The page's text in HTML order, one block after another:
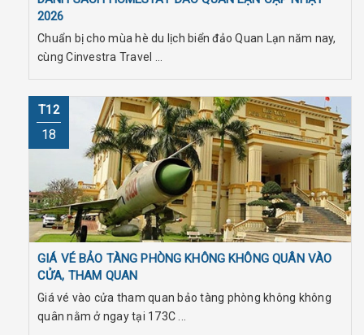
2026
Chuẩn bị cho mùa hè du lịch biển đảo Quan Lạn năm nay,
cùng Cinvestra Travel ...
T12
18
GIÁ VÉ BẢO TÀNG PHÒNG KHÔNG KHÔNG QUÂN VÀO
CỬA, THAM QUAN
Giá vé vào cửa tham quan bảo tàng phòng không không
quân nằm ở ngay tại 173C ...